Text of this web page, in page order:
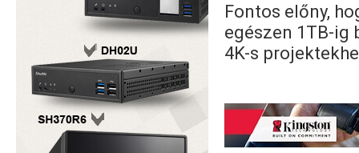
Fontos előny,
egészen 1TB-ig
4K-s